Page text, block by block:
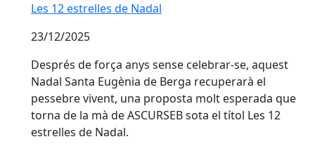
Les 12 estrelles de Nadal
23/12/2025
Després de força anys sense celebrar-se, aquest
Nadal Santa Eugènia de Berga recuperarà el
pessebre vivent, una proposta molt esperada que
torna de la mà de ASCURSEB sota el títol Les 12
estrelles de Nadal.